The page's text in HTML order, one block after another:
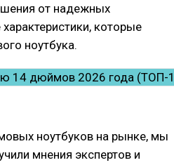
от надежных
которые
ноутбука.
ноутбуков на рынке, мы
мнения экспертов и